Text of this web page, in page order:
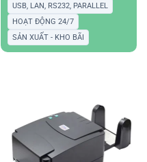
USB, LAN, RS232, PARALLEL
HOẠT ĐỘNG 24/7
SẢN XUẤT - KHO BÃI